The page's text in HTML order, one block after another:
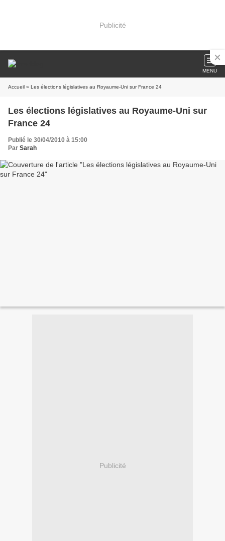
Publicité
MENU
Accueil » Les élections législatives au Royaume-Uni sur France 24
Les élections législatives au Royaume-Uni sur
France 24
Publié le 30/04/2010 à 15:00
Par Sarah
Publicité